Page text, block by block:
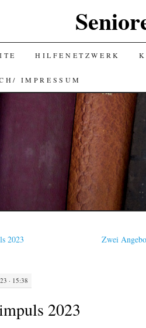
HILFENETZWERK
IMPRESSUM
2023 Zwei
· 15:38
2023